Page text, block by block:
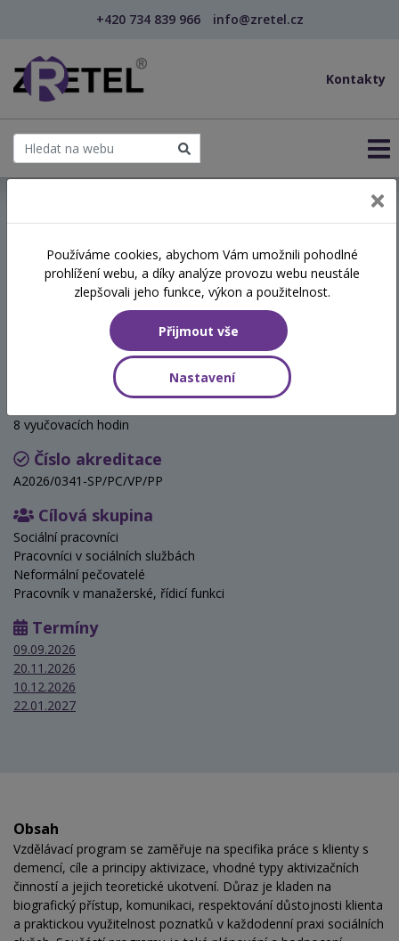
+420 734 839 966 info@zretel.cz
Kontakty
Aktivizace klientů s
demencí – smysluplně,
bezpečně a s respektem
Hodinová dotace
8 vyučovacích hodin
Číslo akreditace
A2026/0341-SP/PC/VP/PP
Cílová skupina
Sociální pracovníci
Pracovníci v sociálních službách
Neformální pečovatelé
Pracovník v manažerské, řídicí funkci
Termíny
09.09.2026
20.11.2026
10.12.2026
22.01.2027
Obsah
Vzdělávací program se zaměřuje na specifika práce s klienty s
demencí, cíle a principy aktivizace, vhodné typy aktivizačních
činností a jejich teoretické ukotvení. Důraz je kladen na
biografický přístup, komunikaci, respektování důstojnosti klienta
a praktickou využitelnost poznatků v každodenní praxi sociálních
Používáme cookies, abychom Vám umožnili pohodlné
prohlížení webu, a díky analýze provozu webu neustále
zlepšovali jeho funkce, výkon a použitelnost.
Přijmout vše
Nastavení